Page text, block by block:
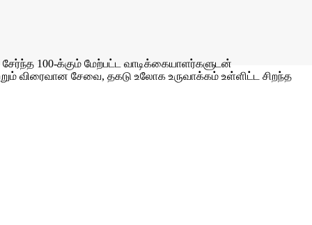
100-க்கும் மேற்பட்ட வாடிக்கையாளர்களுடன்
விரைவான சேவை, தகடு உலோக உருவாக்கம் உள்ளிட்ட சிறந்த